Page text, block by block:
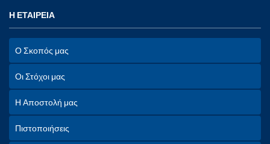
Η ΕΤΑΙΡΕΙΑ
Ο Σκοπός μας
Οι Στόχοι μας
Η Αποστολή μας
Πιστοποιήσεις